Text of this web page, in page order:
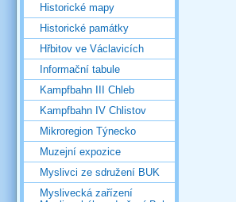
Historické mapy
Historické památky
Hřbitov ve Václavicích
Informační tabule
Kampfbahn III Chleb
Kampfbahn IV Chlistov
Mikroregion Týnecko
Muzejní expozice
Myslivci ze sdružení BUK
Myslivecká zařízení